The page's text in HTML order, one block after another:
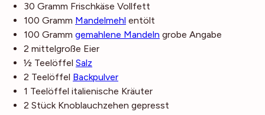
30 Gramm Frischkäse Vollfett
100 Gramm Mandelmehl entölt
100 Gramm gemahlene Mandeln grobe Angabe
2 mittelgroße Eier
½ Teelöffel Salz
2 Teelöffel Backpulver
1 Teelöffel italienische Kräuter
2 Stück Knoblauchzehen gepresst